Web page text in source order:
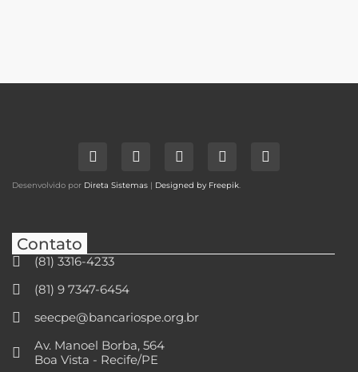
Desenvolvido por Direta Sistemas | Designed by Freepik
Contato
(81) 3316-4233
(81) 9 7347-6454
seecpe@bancariospe.org.br
Av. Manoel Borba, 564
Boa Vista - Recife/PE